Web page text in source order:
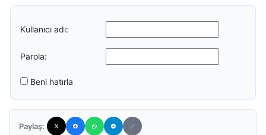
Kullanıcı adı:
Parola:
Beni hatırla
Paylaş: